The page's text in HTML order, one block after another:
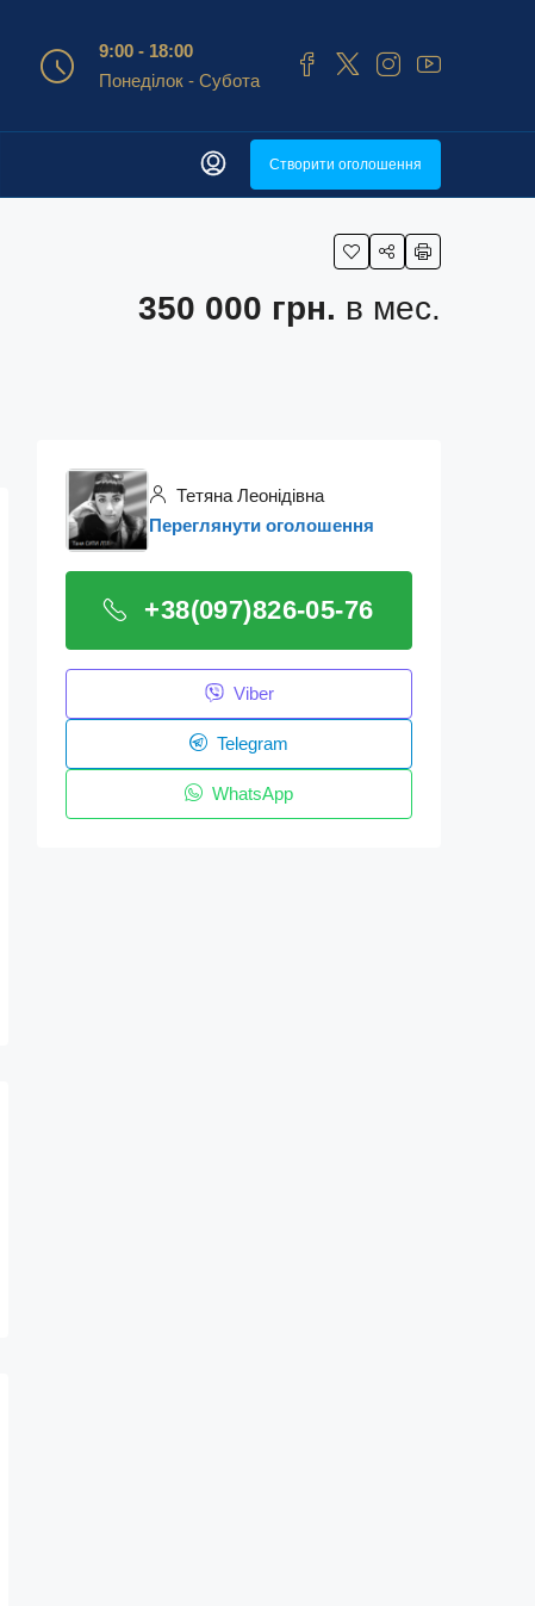
9:00 - 18:00
Понеділок - Субота
Створити оголошення
350 000 грн. в мес.
Тетяна Леонідівна
Переглянути оголошення
+38(097)826-05-76
Viber
Telegram
WhatsApp